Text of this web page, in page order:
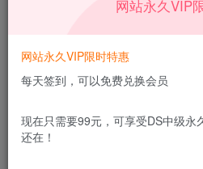
Manager）是一款功能强大的本
网站永久VIP
网站永久VIP限时特惠
每天签到，可以免费兑换会员
现在只需要99元，可享受DS中级永
还在！